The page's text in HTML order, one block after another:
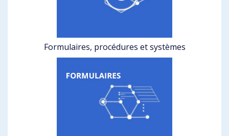
Formulaires, procédures et systèmes